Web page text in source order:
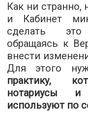
Как ни
и Кабинет
сделать
обращаясь к
внести
Для этого
практику,
нотариусы и
используют по